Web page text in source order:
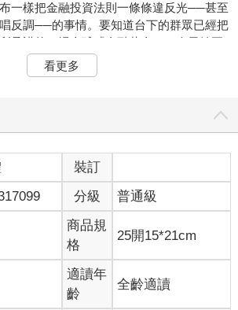
一樣把金融投資法則一條條違反光──甚至
反調──的事情。要知道台下的群眾已經把
承諾的一場全球「金融革命」，今天她要
那一切就都玩完了。這當中牽涉到的，是
著。「你們全都太棒了！」這對搭檔創立
。他們來此是為了她：全世界最令人興奮
那個不世出的天才。
驚人死不休的口氣介紹了茹雅出場：「今
由……讓我們用熱烈的掌聲歡迎我們的造
……」
火女孩》一曲，從溫布利體育館的音響系
舞台。每個小細節，包括邀請函上使用的
。茹雅知道外表等於一切，只要妳看起來
信妳真的是那回事。她自信滿滿地走了出
看更多
裝訂
分級 普通級
商品規
格
25開15*21cm
適讀年
齡
全齡適讀